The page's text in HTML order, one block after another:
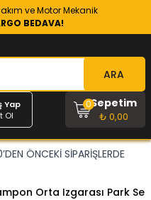
ve Motor Mekanik
BEDAVA!
ARA
Yap
Ol
Sepetim
₺ 0,00
0
ÖNCEKİ SİPARİŞLERDE
Orta Izgarası Park